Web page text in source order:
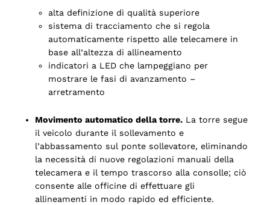
alta definizione di qualità superiore
sistema di tracciamento che si regola
automaticamente rispetto alle telecamere in
base all’altezza di allineamento
indicatori a LED che lampeggiano per
mostrare le fasi di avanzamento –
arretramento
Movimento automatico della torre. La torre segue
il veicolo durante il sollevamento e
l’abbassamento sul ponte sollevatore, eliminando
la necessità di nuove regolazioni manuali della
telecamera e il tempo trascorso alla consolle; ciò
consente alle officine di effettuare gli
allineamenti in modo rapido ed efficiente.